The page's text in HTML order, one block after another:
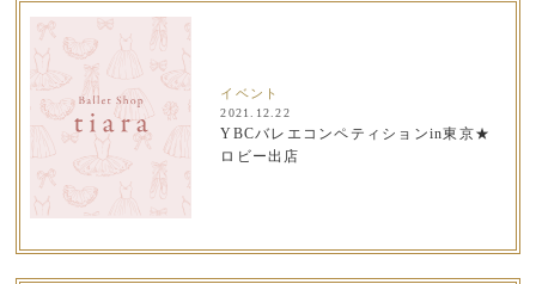
イベント
2021.12.22
YBCバレエコンペティションin東京★
ロビー出店